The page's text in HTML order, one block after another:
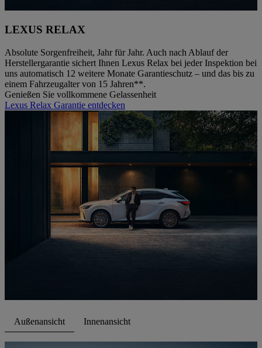
LEXUS RELAX
Absolute Sorgenfreiheit, Jahr für Jahr. Auch nach Ablauf der
Herstellergarantie sichert Ihnen Lexus Relax bei jeder Inspektion bei
uns automatisch 12 weitere Monate Garantieschutz – und das bis zu
einem Fahrzeugalter von 15 Jahren**.
Genießen Sie vollkommene Gelassenheit
Lexus Relax Garantie entdecken
Außenansicht Innenansicht